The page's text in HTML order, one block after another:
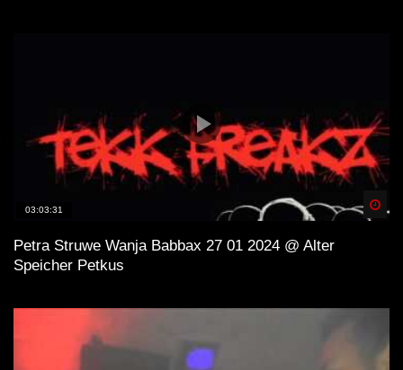
03:03:31
Petra Struwe Wanja Babbax 27 01 2024 @ Alter
Speicher Petkus